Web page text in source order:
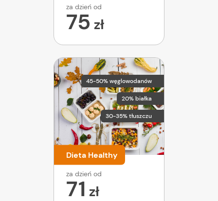
za dzień od
75 zł
45-50% węglowodanów
20% białka
30-35% tłuszczu
Dieta Healthy
za dzień od
71 zł